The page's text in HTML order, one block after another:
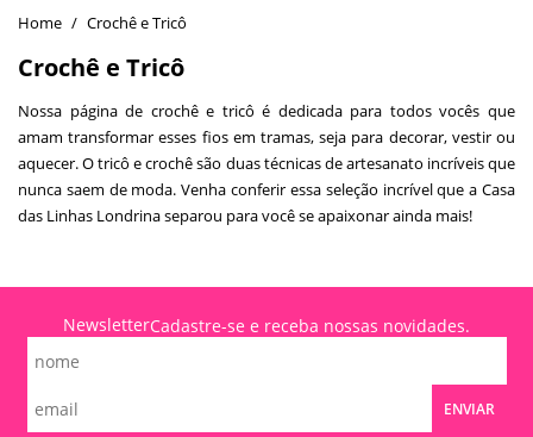
Crochê e Tricô
Crochê e Tricô
Nossa página de crochê e tricô é dedicada para todos vocês que
amam transformar esses fios em tramas, seja para decorar, vestir ou
aquecer. O tricô e crochê são duas técnicas de artesanato incríveis que
nunca saem de moda. Venha conferir essa seleção incrível que a Casa
das Linhas Londrina separou para você se apaixonar ainda mais!
NewsletterCadastre-se e receba nossas novidades.
ENVIAR